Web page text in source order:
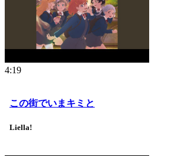
4:19
この街でいまキミと
Liella!